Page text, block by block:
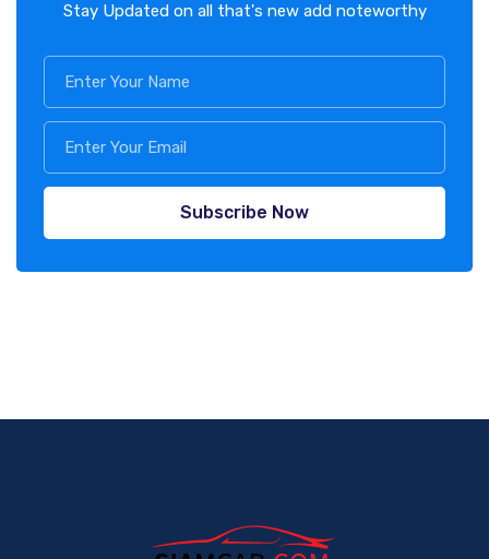
Stay Updated on all that's new add noteworthy
Subscribe Now